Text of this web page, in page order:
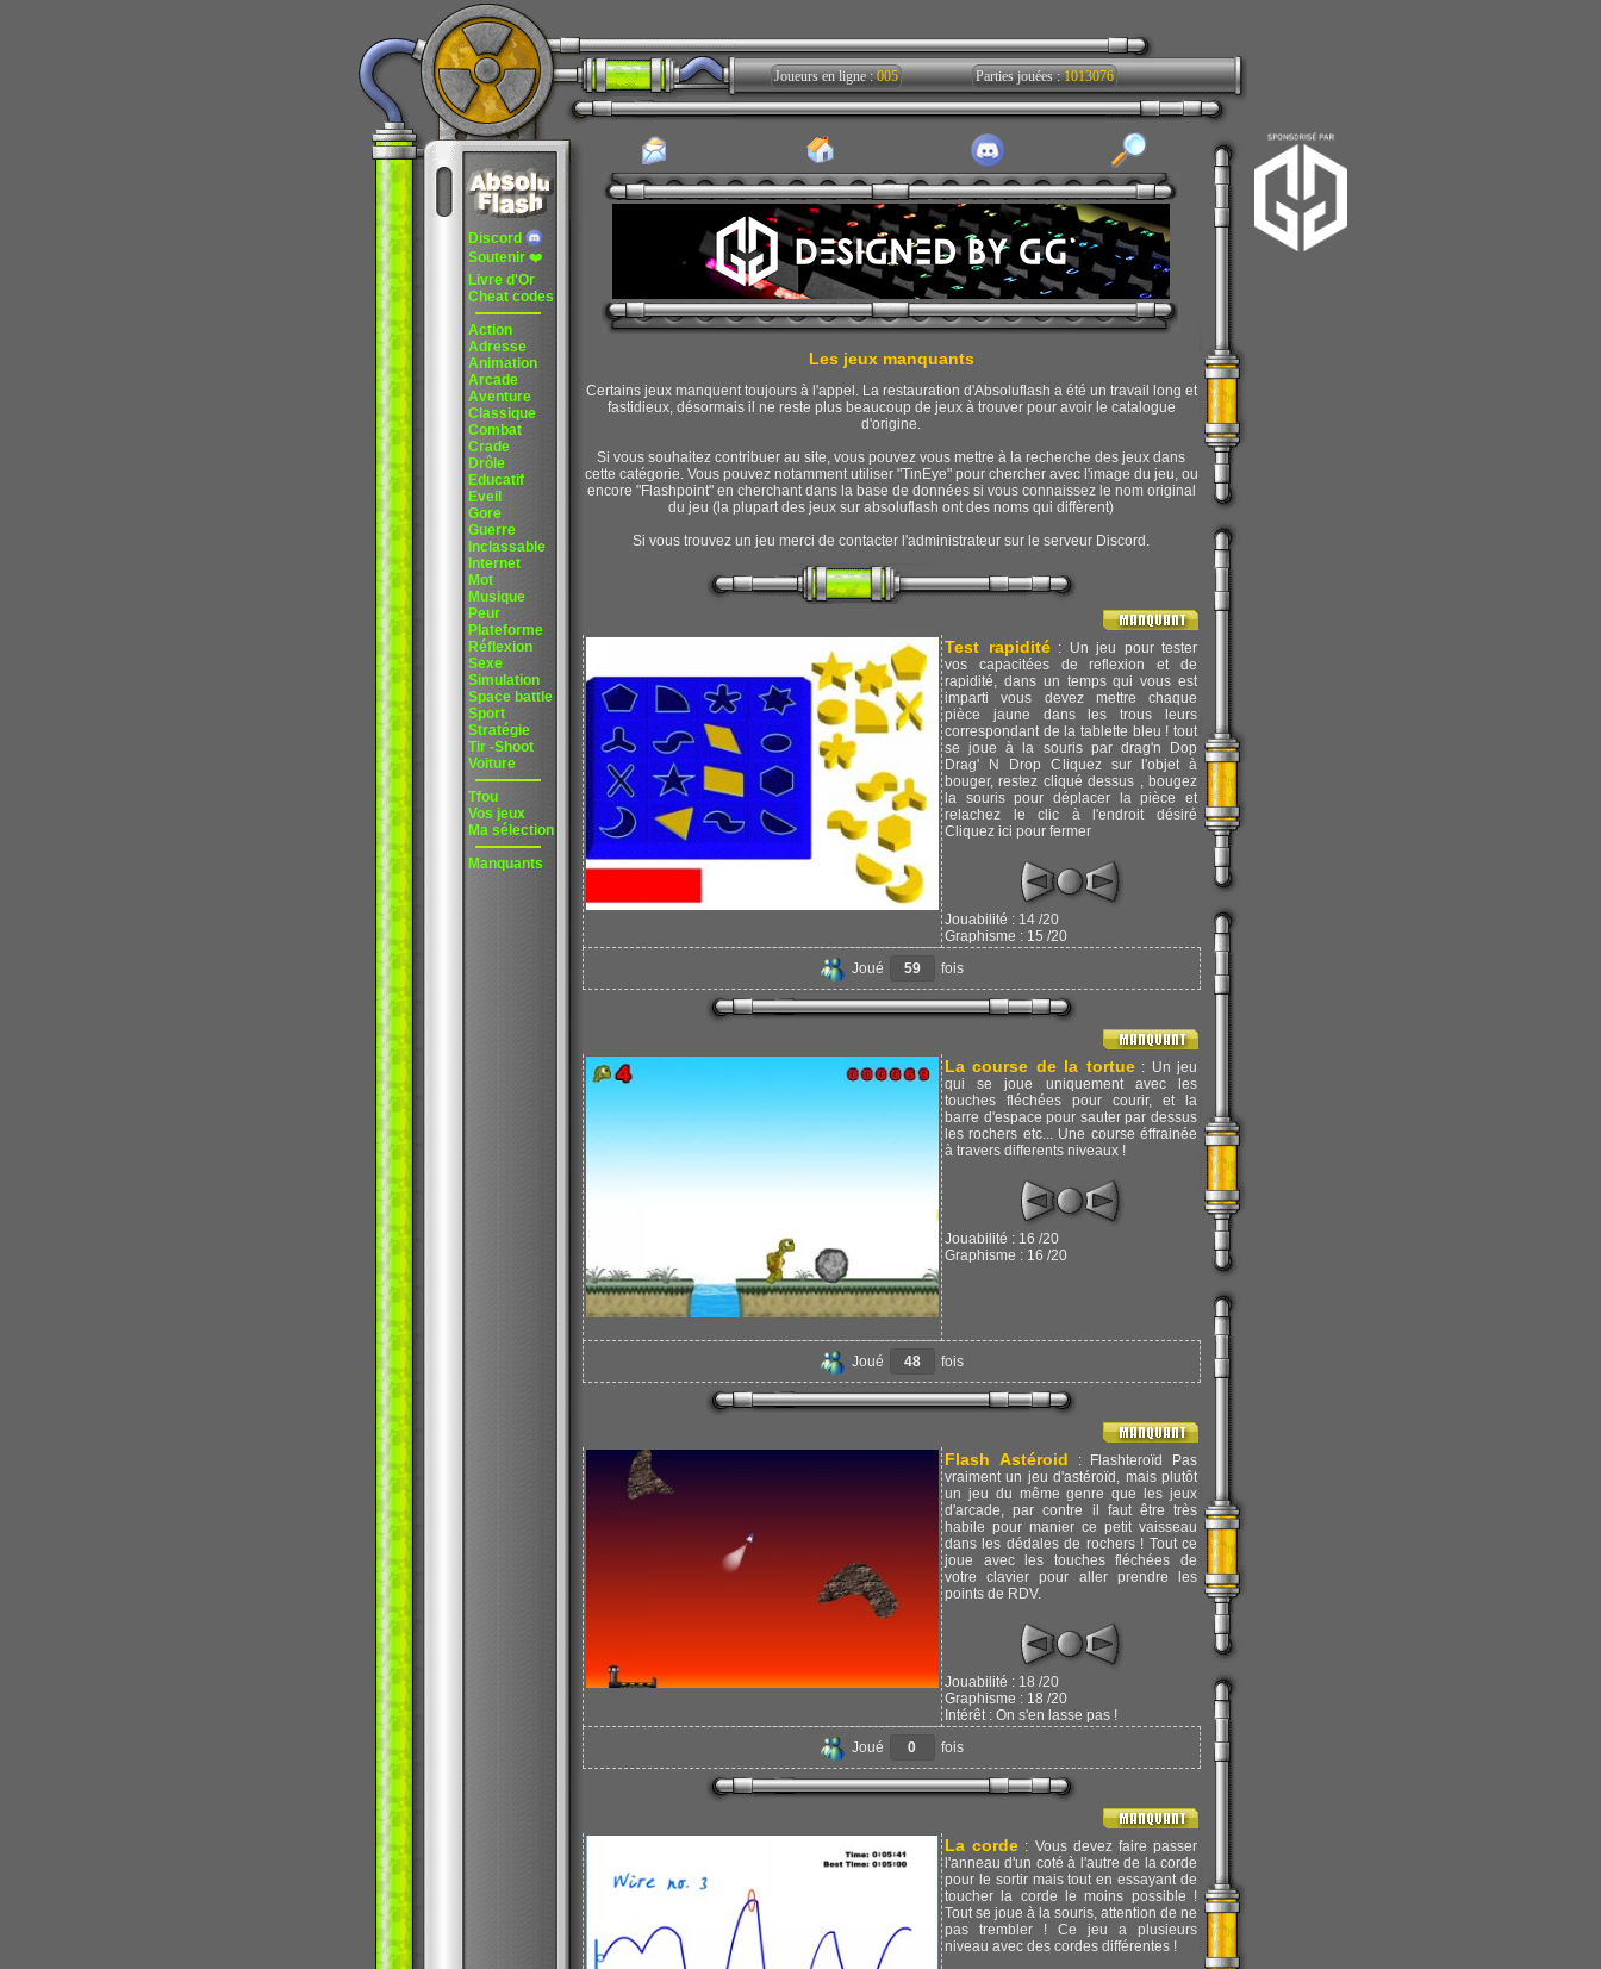
Discord
Soutenir ❤️
Livre d'Or
Cheat codes
Action
Adresse
Animation
Arcade
Aventure
Classique
Combat
Crade
Drôle
Educatif
Eveil
Gore
Guerre
Inclassable
Internet
Mot
Musique
Peur
Plateforme
Réflexion
Sexe
Simulation
Space battle
Sport
Stratégie
Tir -Shoot
Voiture
Tfou
Vos jeux
Ma sélection
Manquants
Joueurs en ligne :005 Parties jouées :1013076
Les jeux manquants
Certains jeux manquent toujours à l'appel. La restauration d'Absoluflash a été un travail long et
fastidieux, désormais il ne reste plus beaucoup de jeux à trouver pour avoir le catalogue
d'origine.
Si vous souhaitez contribuer au site, vous pouvez vous mettre à la recherche des jeux dans
cette catégorie. Vous pouvez notamment utiliser "TinEye" pour chercher avec l'image du jeu, ou
encore "Flashpoint" en cherchant dans la base de données si vous connaissez le nom original
du jeu (la plupart des jeux sur absoluflash ont des noms qui diffèrent)
Si vous trouvez un jeu merci de contacter l'administrateur sur le serveur Discord.
Test rapidité: Un jeu pour tester
vos capacitées de reflexion et de
rapidité, dans un temps qui vous est
imparti vous devez mettre chaque
pièce jaune dans les trous leurs
correspondant de la tablette bleu ! tout
se joue à la souris par drag'n Dop
Drag' N Drop Cliquez sur l'objet à
bouger, restez cliqué dessus , bougez
la souris pour déplacer la pièce et
relachez le clic à l'endroit désiré
Cliquez ici pour fermer
Jouabilité : 14 /20
Graphisme : 15 /20
Joué
59 fois
La course de la tortue: Un jeu
qui se joue uniquement avec les
touches fléchées pour courir, et la
barre d'espace pour sauter par dessus
les rochers etc... Une course éffrainée
à travers differents niveaux !
Jouabilité : 16 /20
Graphisme : 16 /20
Joué 48 fois
Flash Astéroid : Flashteroïd Pas
vraiment un jeu d'astéroïd, mais plutôt
un jeu du même genre que les jeux
d'arcade, par contre il faut être très
habile pour manier ce petit vaisseau
dans les dédales de rochers ! Tout ce
joue avec les touches fléchées de
votre clavier pour aller prendre les
points de RDV.
Jouabilité : 18 /20
Graphisme : 18 /20
Intérêt : On s'en lasse pas !
Joué
0 fois
La corde : Vous devez faire passer
l'anneau d'un coté à l'autre de la corde
pour le sortir mais tout en essayant de
toucher la corde le moins possible !
Tout se joue à la souris, attention de ne
pas trembler ! Ce jeu a plusieurs
niveau avec des cordes différentes !